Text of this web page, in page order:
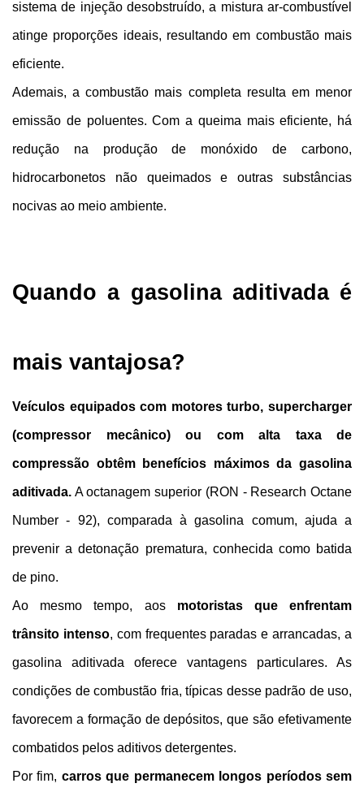
sistema de injeção desobstruído, a mistura ar-combustível
atinge proporções ideais, resultando em combustão mais
eficiente.
Ademais, a combustão mais completa resulta em menor
emissão de poluentes. Com a queima mais eficiente, há
redução na produção de monóxido de carbono,
hidrocarbonetos não queimados e outras substâncias
nocivas ao meio ambiente.
Quando a gasolina aditivada é
mais vantajosa?
Veículos equipados com motores turbo, supercharger
(compressor mecânico) ou com alta taxa de
compressão obtêm benefícios máximos da gasolina
aditivada. A octanagem superior (RON - Research Octane
Number - 92), comparada à gasolina comum, ajuda a
prevenir a detonação prematura, conhecida como batida
de pino.
Ao mesmo tempo, aos motoristas que enfrentam
trânsito intenso, com frequentes paradas e arrancadas, a
gasolina aditivada oferece vantagens particulares. As
condições de combustão fria, típicas desse padrão de uso,
favorecem a formação de depósitos, que são efetivamente
combatidos pelos aditivos detergentes.
Por fim, carros que permanecem longos períodos sem